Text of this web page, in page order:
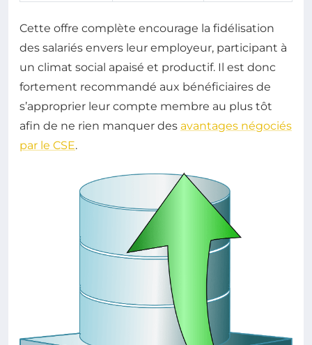
Cette offre complète encourage la fidélisation
des salariés envers leur employeur, participant à
un climat social apaisé et productif. Il est donc
fortement recommandé aux bénéficiaires de
s’approprier leur compte membre au plus tôt
afin de ne rien manquer des avantages négociés
par le CSE.